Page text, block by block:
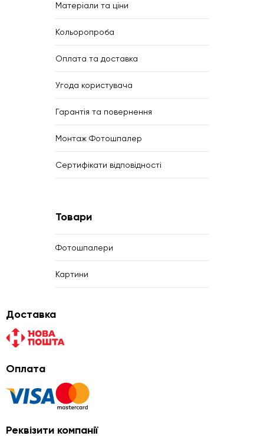
Матеріали та ціни
Кольоропроба
Оплата та доставка
Угода користувача
Гарантія та повернення
Монтаж Фотошпалер
Сертифікати відповідності
Товари
Фотошпалери
Картини
Доставка
Оплата
Реквізити компанії